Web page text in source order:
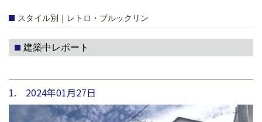
スタイル別｜レトロ・ブルックリン
建築中レポート
1. 2024年01月27日